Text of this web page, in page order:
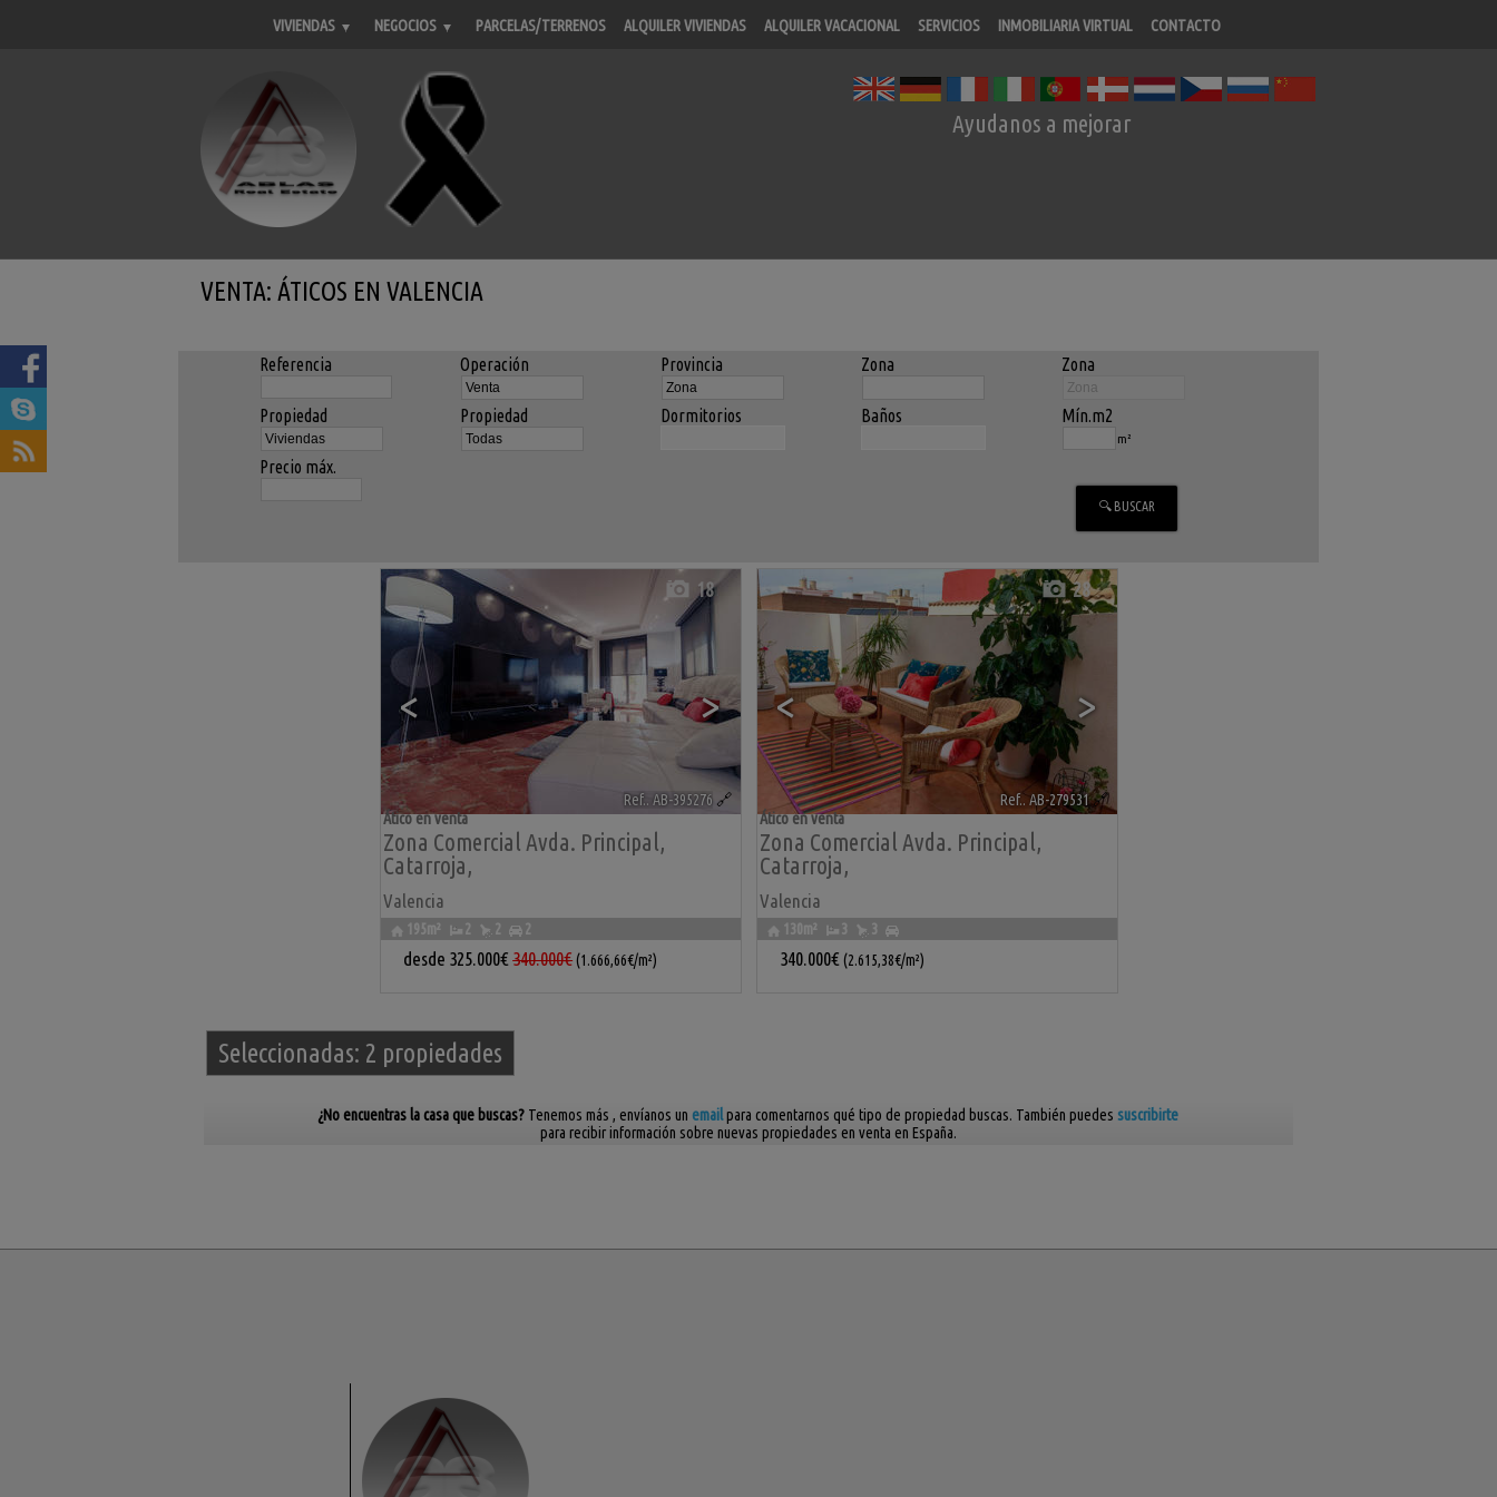
VIVIENDAS NEGOCIOS PARCELAS/TERRENOS ALQUILER VIVIENDAS ALQUILER VACACIONAL SERVICIOS INMOBILIARIA VIRTUAL CONTACTO
Ayudanos a mejorar
VENTA: ÁTICOS EN VALENCIA
Referencia Operación Provincia Zona Zona
Propiedad Propiedad Dormitorios Baños Mín.m2
m²
Precio máx.
< >
18
Ref.. AB-395276 🔗
Zona Comercial Avda. Principal,
Catarroja,
Valencia
Ático en venta
195m² 2 2 2
desde 325.000€ 340.000€(1.666,66€/m²)
< >
28
Ref.. AB-279531🔗
Zona Comercial Avda. Principal,
Catarroja,
Valencia
Ático en venta
130m² 3 3
340.000€ (2.615,38€/m²)
Seleccionadas: 2 propiedades
¿No encuentras la casa que buscas? Tenemos más, envíanos unemailpara comentarnos qué tipo de propiedad buscas. También puedes suscribirte
para recibir información sobre nuevas propiedades en venta en España.